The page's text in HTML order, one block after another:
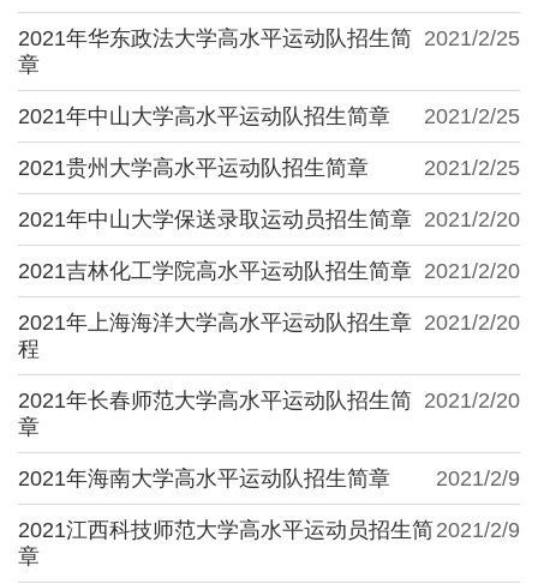
2021/2/25
2021年华东政法大学高水平运动队招生简
章
2021/2/25
2021年中山大学高水平运动队招生简章
2021/2/25
2021贵州大学高水平运动队招生简章
2021/2/20
2021年中山大学保送录取运动员招生简章
2021/2/20
2021吉林化工学院高水平运动队招生简章
2021/2/20
2021年上海海洋大学高水平运动队招生章
程
2021/2/20
2021年长春师范大学高水平运动队招生简
章
2021/2/9
2021年海南大学高水平运动队招生简章
2021/2/9
2021江西科技师范大学高水平运动员招生简
章